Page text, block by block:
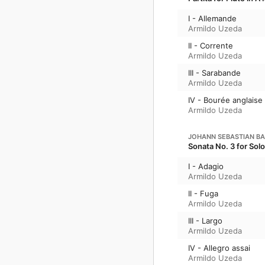
I - Allemande
Armildo Uzeda
II - Corrente
Armildo Uzeda
III - Sarabande
Armildo Uzeda
IV - Bourée anglaise
Armildo Uzeda
JOHANN SEBASTIAN
Sonata No. 3 for
I - Adagio
Armildo Uzeda
II - Fuga
Armildo Uzeda
III - Largo
Armildo Uzeda
IV - Allegro assai
Armildo Uzeda